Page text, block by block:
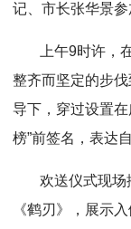
记、市长张华景参
上午9时许，
整齐而坚定的步
导下，穿过设置在
榜”前签名，表达
欢送仪式现场
《鹤刃》，展示